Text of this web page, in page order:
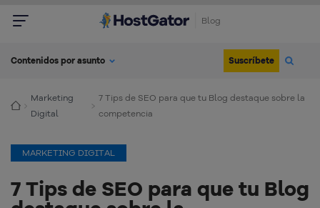
Blog
Contenidos por asunto Suscríbete
Marketing
Digital
7 Tips de SEO para que tu Blog destaque sobre la
competencia
MARKETING DIGITAL
7 Tips de SEO para que tu Blog